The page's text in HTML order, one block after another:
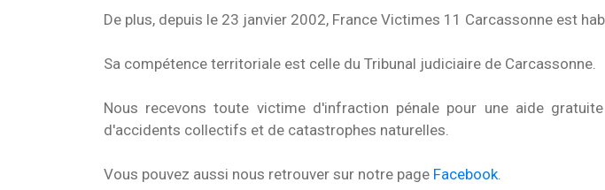
De plus, depuis le 23 janvier 2002, France Victimes 11 Carcassonne est
Sa compétence territoriale est celle du Tribunal judiciaire de Carcassonne.
Nous recevons toute victime d'infraction pénale pour une aide
d'accidents collectifs et de catastrophes naturelles.
Vous pouvez aussi nous retrouver sur notre page Facebook.